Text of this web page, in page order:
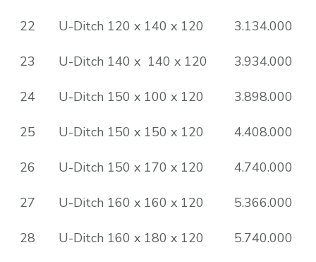
22 U-Ditch 120 x 140 x 120 3.134.000
23 U-Ditch 140 x 140 x 120 3.934.000
24 U-Ditch 150 x 100 x 120 3.898.000
25 U-Ditch 150 x 150 x 120 4.408.000
26 U-Ditch 150 x 170 x 120 4.740.000
27 U-Ditch 160 x 160 x 120 5.366.000
28 U-Ditch 160 x 180 x 120 5.740.000